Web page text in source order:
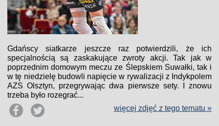
Gdańscy siatkarze jeszcze raz potwierdzili, że ich
specjalnością są zaskakujące zwroty akcji. Tak jak w
poprzednim domowym meczu ze Ślepskiem Suwałki, tak i
w tę niedzielę budowli napięcie w rywalizacji z Indykpolem
AZS Olsztyn, przegrywając dwa pierwsze sety. I znowu
trzeba było rozegrać...
więcej zdjęć z tego tematu »